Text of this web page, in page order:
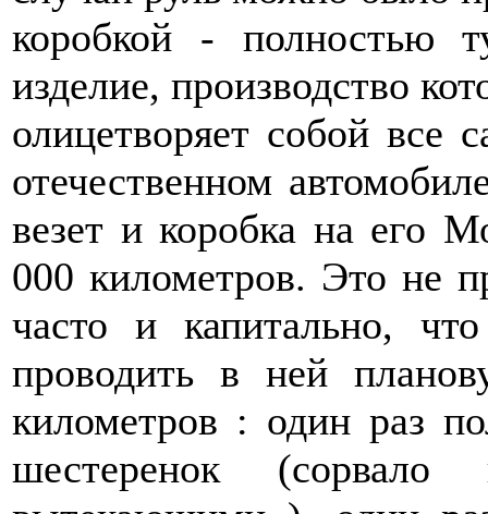
коробкой - полностью
изделие, производство
олицетворяет собой все
отечественном
везет и коробка на его
000 километров. Это не
часто и капитально,
проводить в ней
километров : один раз
шестеренок